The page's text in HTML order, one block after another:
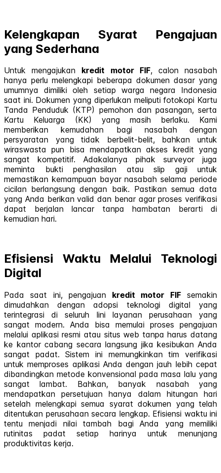
Kelengkapan Syarat Pengajuan
yang Sederhana
Untuk mengajukan kredit motor FIF, calon nasabah
hanya perlu melengkapi beberapa dokumen dasar yang
umumnya dimiliki oleh setiap warga negara Indonesia
saat ini. Dokumen yang diperlukan meliputi fotokopi Kartu
Tanda Penduduk (KTP) pemohon dan pasangan, serta
Kartu Keluarga (KK) yang masih berlaku. Kami
memberikan kemudahan bagi nasabah dengan
persyaratan yang tidak berbelit-belit, bahkan untuk
wiraswasta pun bisa mendapatkan akses kredit yang
sangat kompetitif. Adakalanya pihak surveyor juga
meminta bukti penghasilan atau slip gaji untuk
memastikan kemampuan bayar nasabah selama periode
cicilan berlangsung dengan baik. Pastikan semua data
yang Anda berikan valid dan benar agar proses verifikasi
dapat berjalan lancar tanpa hambatan berarti di
kemudian hari.
Efisiensi Waktu Melalui Teknologi
Digital
Pada saat ini, pengajuan kredit motor FIFsemakin
dimudahkan dengan adopsi teknologi digital yang
terintegrasi di seluruh lini layanan perusahaan yang
sangat modern. Anda bisa memulai proses pengajuan
melalui aplikasi resmi atau situs web tanpa harus datang
ke kantor cabang secara langsung jika kesibukan Anda
sangat padat. Sistem ini memungkinkan tim verifikasi
untuk memproses aplikasi Anda dengan jauh lebih cepat
dibandingkan metode konvensional pada masa lalu yang
sangat lambat. Bahkan, banyak nasabah yang
mendapatkan persetujuan hanya dalam hitungan hari
setelah melengkapi semua syarat dokumen yang telah
ditentukan perusahaan secara lengkap. Efisiensi waktu ini
tentu menjadi nilai tambah bagi Anda yang memiliki
rutinitas padat setiap harinya untuk menunjang
produktivitas kerja.